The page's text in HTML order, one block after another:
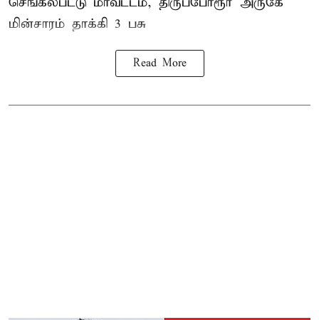
மின்சாரம் தாக்கி 3 பசு
Read More